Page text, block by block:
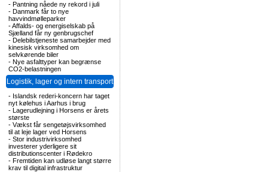
- Pantning nåede ny rekord i juli
- Danmark får to nye
havvindmølleparker
-Affalds- og energiselskab på
Sjælland får ny genbrugschef
- Delebilstjeneste samarbejder med
kinesisk virksomhed om
selvkørende biler
- Nye asfalttyper kan begrænse
CO2-belastningen
Logistik, lager og intern transport
- Islandsk rederi-koncern har taget
nyt kølehus i Aarhus i brug
- Lagerudlejning i Horsens er årets
største
- Vækst får sengetøjsvirksomhed
til at leje lager ved Horsens
- Stor industrivirksomhed
investerer yderligere sit
distributionscenter i Rødekro
- Fremtiden kan udløse langt større
krav til digital infrastruktur